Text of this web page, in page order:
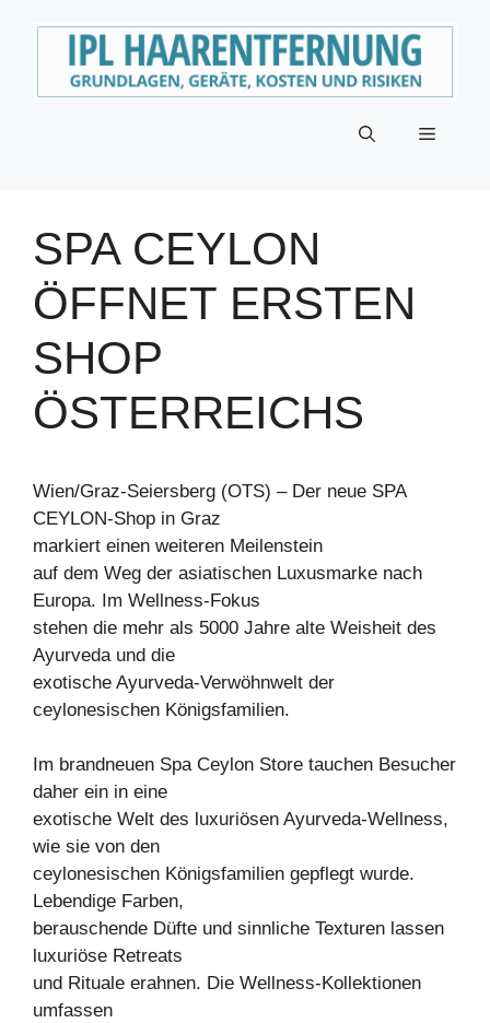
Menü
SPA CEYLON
ÖFFNET ERSTEN
SHOP
ÖSTERREICHS
Wien/Graz-Seiersberg (OTS) – Der neue SPA
CEYLON-Shop in Graz
markiert einen weiteren Meilenstein
auf dem Weg der asiatischen Luxusmarke nach
Europa. Im Wellness-Fokus
stehen die mehr als 5000 Jahre alte Weisheit des
Ayurveda und die
exotische Ayurveda-Verwöhnwelt der
ceylonesischen Königsfamilien.
Im brandneuen Spa Ceylon Store tauchen Besucher
daher ein in eine
exotische Welt des luxuriösen Ayurveda-Wellness,
wie sie von den
ceylonesischen Königsfamilien gepflegt wurde.
Lebendige Farben,
berauschende Düfte und sinnliche Texturen lassen
luxuriöse Retreats
und Rituale erahnen. Die Wellness-Kollektionen
umfassen